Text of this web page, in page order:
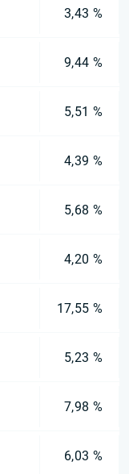
3,43 %
9,44 %
5,51 %
4,39 %
5,68 %
4,20 %
17,55 %
5,23 %
7,98 %
6,03 %